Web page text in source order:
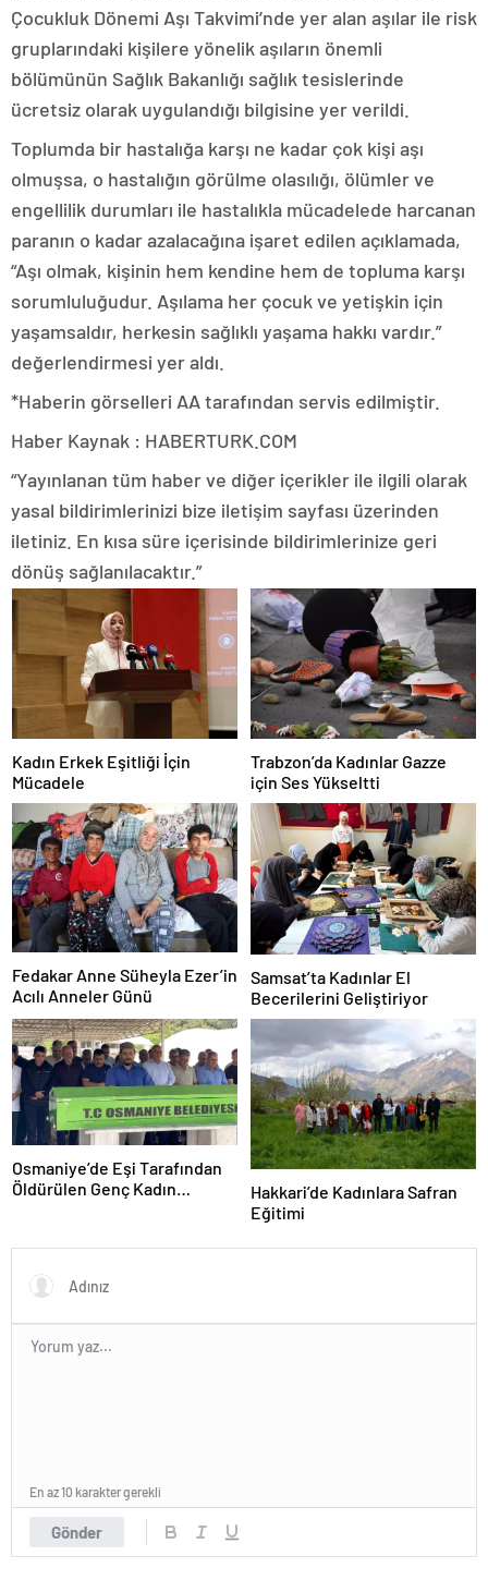
Çocukluk Dönemi Aşı Takvimi’nde yer alan aşılar ile risk
gruplarındaki kişilere yönelik aşıların önemli
bölümünün Sağlık Bakanlığı sağlık tesislerinde
ücretsiz olarak uygulandığı bilgisine yer verildi.
Toplumda bir hastalığa karşı ne kadar çok kişi aşı
olmuşsa, o hastalığın görülme olasılığı, ölümler ve
engellilik durumları ile hastalıkla mücadelede harcanan
paranın o kadar azalacağına işaret edilen açıklamada,
“Aşı olmak, kişinin hem kendine hem de topluma karşı
sorumluluğudur. Aşılama her çocuk ve yetişkin için
yaşamsaldır, herkesin sağlıklı yaşama hakkı vardır.”
değerlendirmesi yer aldı.
*Haberin görselleri AA tarafından servis edilmiştir.
Haber Kaynak : HABERTURK.COM
“Yayınlanan tüm haber ve diğer içerikler ile ilgili olarak
yasal bildirimlerinizi bize iletişim sayfası üzerinden
iletiniz. En kısa süre içerisinde bildirimlerinize geri
dönüş sağlanılacaktır.”
Kadın Erkek Eşitliği İçin
Mücadele
Trabzon’da Kadınlar Gazze
için Ses Yükseltti
Fedakar Anne Süheyla Ezer’in
Acılı Anneler Günü
Samsat’ta Kadınlar El
Becerilerini Geliştiriyor
Osmaniye’de Eşi Tarafından
Öldürülen Genç Kadın
Hakkari’de Kadınlara Safran
Eğitimi
Gönder
En az 10 karakter gerekli